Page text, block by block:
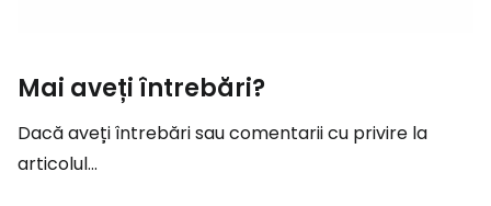
Mai aveți întrebări?
Dacă aveți întrebări sau comentarii cu privire la
articolul...